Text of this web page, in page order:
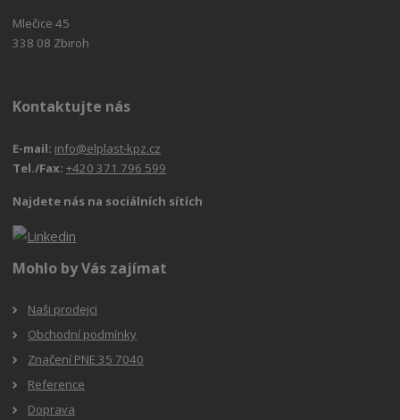
Mlečice 45
338 08 Zbiroh
Kontaktujte nás
E-mail: info@elplast-kpz.cz
Tel./Fax:+420 371 796 599
Najdete nás na sociálních sítích
Mohlo by Vás zajímat
Naši prodejci
Obchodní podmínky
Značení PNE 35 7040
Reference
Doprava